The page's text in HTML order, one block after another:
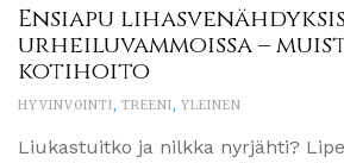
Ensiapu
urheiluvammoissa –
kotihoito
HYVINVOINTI TREENI YLEINEN
Liukastuitko ja nilkka nyrjähti?